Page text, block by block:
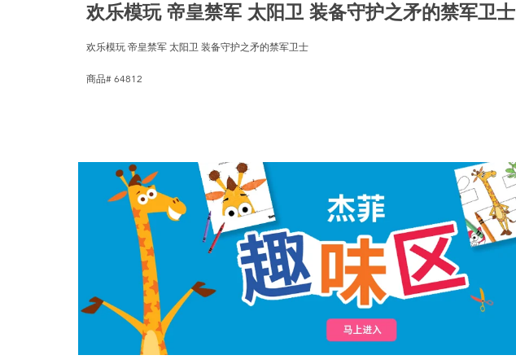
欢乐模玩 帝皇禁军 太阳卫 装备守护之矛的禁军卫士
欢乐模玩 帝皇禁军 太阳卫 装备守护之矛的禁军卫士
商品# 64812